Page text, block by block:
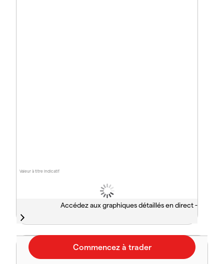
Valeur à titre indicatif
Accédez aux graphiques détaillés en direct -